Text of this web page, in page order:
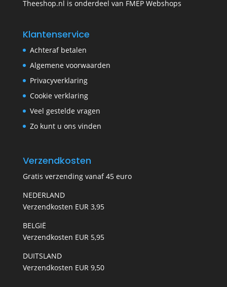
Theeshop.nl is onderdeel van FMEP Webshops
Klantenservice
Achteraf betalen
Algemene voorwaarden
Privacyverklaring
Cookie verklaring
Veel gestelde vragen
Zo kunt u ons vinden
Verzendkosten
Gratis verzending vanaf 45 euro
NEDERLAND
Verzendkosten EUR 3,95
BELGIË
Verzendkosten EUR 5,95
DUITSLAND
Verzendkosten EUR 9,50